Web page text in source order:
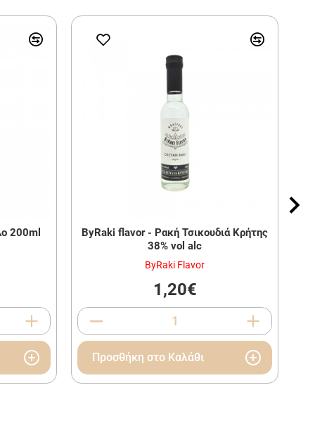
200ml
ByRaki flavor - Ρακή Τσικουδιά Κρήτης
38% vol alc
ByRaki Flavor
1,20€
Προσθήκη στο Καλάθι